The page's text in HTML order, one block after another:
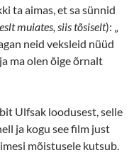
ta aimas, et sa sünnid
muiates, siis tõsiselt): „
neid veksleid nüüd
ma olen õige õrnalt
Ulfsak loodusest, selle
ja kogu see film just
mõistusele kutsub.